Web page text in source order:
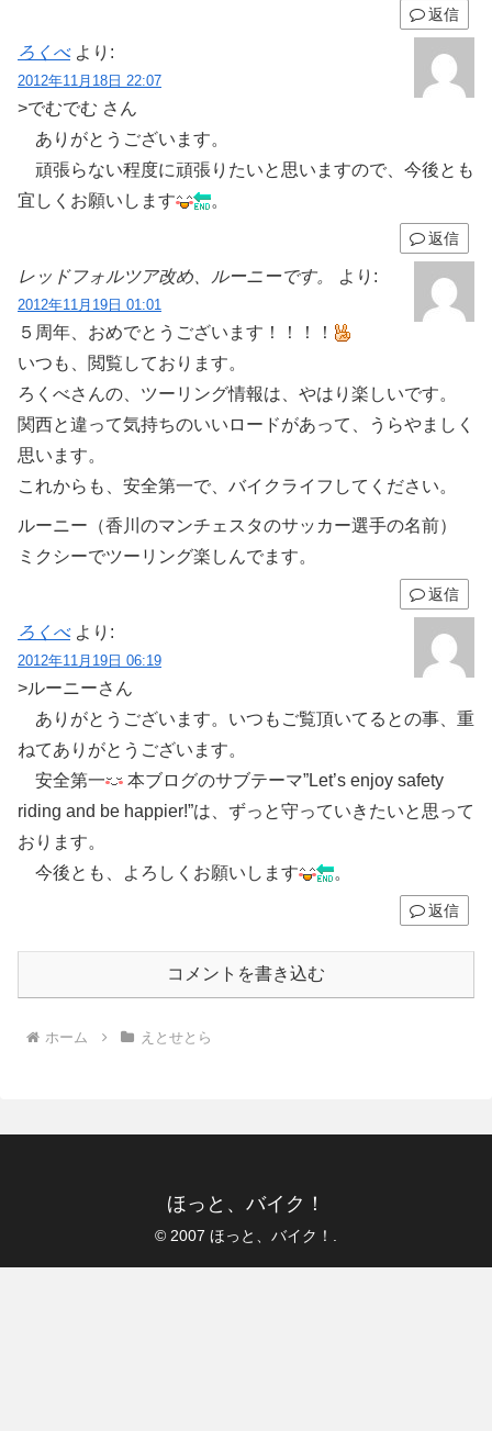
返信
ろくべ より:
2012年11月18日 22:07
>でむでむ さん
ありがとうございます。
頑張らない程度に頑張りたいと思いますので、今後とも
宜しくお願いします
。
返信
レッドフォルツア改め、ルーニーです。 より:
2012年11月19日 01:01
５周年、おめでとうございます！！！！
いつも、閲覧しております。
ろくべさんの、ツーリング情報は、やはり楽しいです。
関西と違って気持ちのいいロードがあって、うらやましく
思います。
これからも、安全第一で、バイクライフしてください。
ルーニー（香川のマンチェスタのサッカー選手の名前）
ミクシーでツーリング楽しんでます。
返信
ろくべ より:
2012年11月19日 06:19
>ルーニーさん
ありがとうございます。いつもご覧頂いてるとの事、重
ねてありがとうございます。
安全第一
本ブログのサブテーマ”Let’s enjoy safety
riding and be happier!”は、ずっと守っていきたいと思って
おります。
今後とも、よろしくお願いします
。
返信
コメントを書き込む
ホーム えとせとら
ほっと、バイク！
© 2007 ほっと、バイク！.